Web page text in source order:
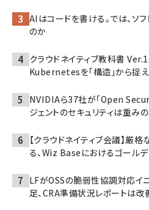
AIはコードを書ける。では、ソ
のか
クラウドネイティブ教科書
Kubernetesを「構造」から捉
NVIDIAら37社が「Open
ジェントのセキュリティは重み
【クラウドネイティブ会議】厳
る、Wiz Baseにおけるゴール
LFがOSSの脆弱性協調対応イ
足、CRA準備状況レポートは改